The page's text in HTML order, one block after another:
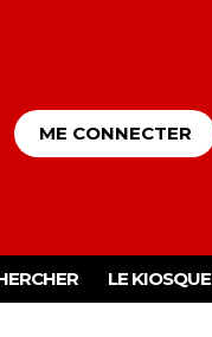
ME CONNECTER
LE KIOSQUE